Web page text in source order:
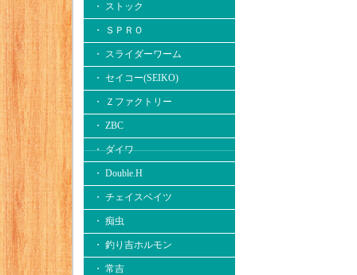
・ ストック
・ ＳＰＲＯ
・ スライダーワーム
・ セイコー(SEIKO)
・ Ｚファクトリー
・ ZBC
・ ダイワ
・ Double.H
・ チェイスベイツ
・ 痴虫
・ 釣り吉ホルモン
・ 常吉